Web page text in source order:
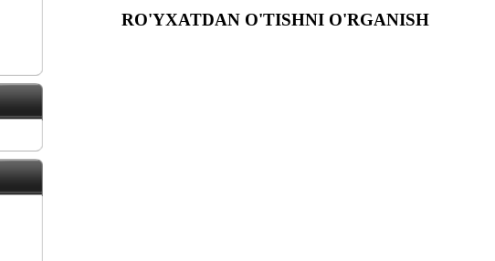
RO'YXATDAN O'TISHNI O'RGANISH